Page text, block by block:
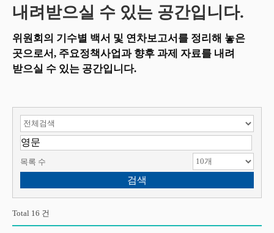
내려받으실 수 있는 공간입니다.
위원회의 기수별 백서 및 연차보고서를 정리해 놓은
곳으로서, 주요정책사업과 향후 과제 자료를 내려
받으실 수 있는 공간입니다.
검색 항목 선택
검색어 입력
목록 수
Total 16 건